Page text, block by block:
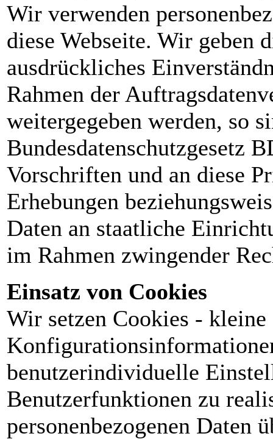
Wir verwenden
diese Webseite. Wir geben
ausdrückliches
Rahmen der
weitergegeben werden, so
Bundesdatenschutzgesetz
Vorschriften und an diese
Erhebungen
Daten an staatliche
im Rahmen zwingender
Einsatz von Cookies
Wir setzen Cookies -
benutzerindividuelle
Benutzerfunktionen zu
personenbezogenen Daten